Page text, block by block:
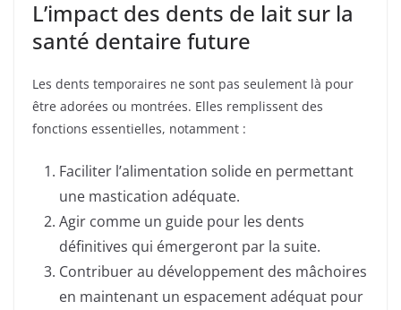
L’impact des dents de lait sur la
santé dentaire future
Les dents temporaires ne sont pas seulement là pour
être adorées ou montrées. Elles remplissent des
fonctions essentielles, notamment :
Faciliter l’alimentation solide en permettant
une mastication adéquate.
Agir comme un guide pour les dents
définitives qui émergeront par la suite.
Contribuer au développement des mâchoires
en maintenant un espacement adéquat pour